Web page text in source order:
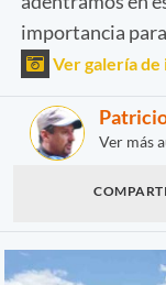
importancia
Ver galería de
Ver más